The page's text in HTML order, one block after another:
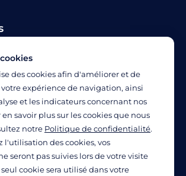
prise en charge
LinkedinYouTubeInstagram
des cookies afin d'améliorer et de
expérience de navigation, ainsi
et les indicateurs concernant nos
savoir plus sur les cookies que nous
notre Politique de confidentialité.
l'utilisation des cookies, vos
seront pas suivies lors de votre visite
seul cookie sera utilisé dans votre